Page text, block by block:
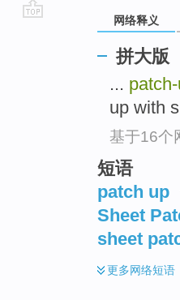
网络释义
拼大版
...
up with
基于16个
短语
patch up
Sheet
sheet
更多网络短语